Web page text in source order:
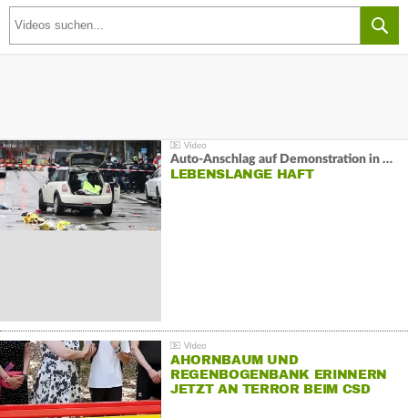
Auto-Anschlag auf Demonstration in München:
LEBENSLANGE HAFT
AHORNBAUM UND
REGENBOGENBANK ERINNERN
JETZT AN TERROR BEIM CSD